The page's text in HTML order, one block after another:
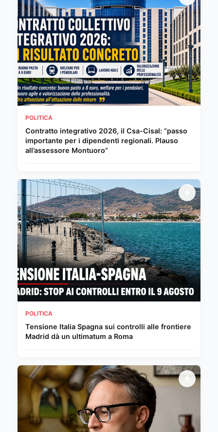
POLITICA
Contratto integrativo 2026, il Csa-Cisal: “passo
importante per i dipendenti regionali. Plauso
all’assessore Montuoro”
POLITICA
Tensione Italia Spagna sui controlli alle frontiere
Madrid dà un ultimatum a Roma